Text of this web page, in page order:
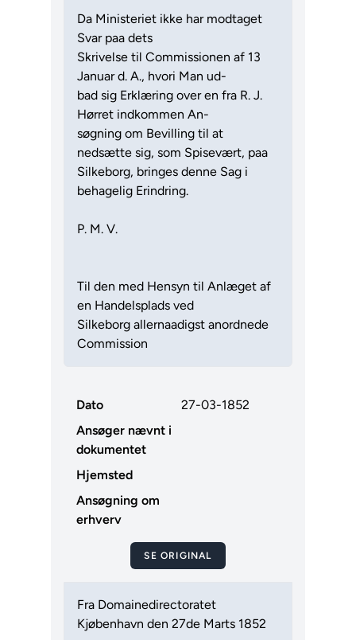
Da Ministeriet ikke har modtaget
Svar paa dets
Skrivelse til Commissionen af 13
Januar d. A., hvori Man ud-
bad sig Erklæring over en fra R. J.
Hørret indkommen An-
søgning om Bevilling til at
nedsætte sig, som Spisevært, paa
Silkeborg, bringes denne Sag i
behagelig Erindring.
P. M. V.
Til den med Hensyn til Anlæget af
en Handelsplads ved
Silkeborg allernaadigst anordnede
Commission
Dato
27-03-1852
Ansøger nævnt i
dokumentet
Hjemsted
Ansøgning om
erhverv
SE ORIGINAL
Fra Domainedirectoratet
Kjøbenhavn den 27de Marts 1852